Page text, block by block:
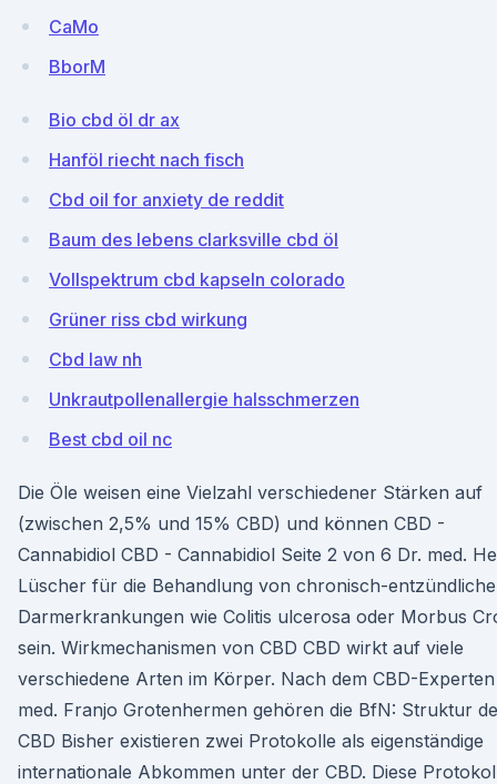
CaMo
BborM
Bio cbd öl dr ax
Hanföl riecht nach fisch
Cbd oil for anxiety de reddit
Baum des lebens clarksville cbd öl
Vollspektrum cbd kapseln colorado
Grüner riss cbd wirkung
Cbd law nh
Unkrautpollenallergie halsschmerzen
Best cbd oil nc
Die Öle weisen eine Vielzahl verschiedener Stärken auf
(zwischen 2,5% und 15% CBD) und können CBD -
Cannabidiol CBD - Cannabidiol Seite 2 von 6 Dr. med.
Lüscher für die Behandlung von chronisch-
Darmerkrankungen wie Colitis ulcerosa oder Morbus
sein. Wirkmechanismen von CBD CBD wirkt auf viele
verschiedene Arten im Körper. Nach dem CBD-
med. Franjo Grotenhermen gehören die BfN: Struktur
CBD Bisher existieren zwei Protokolle als eigenständige
internationale Abkommen unter der CBD. Diese